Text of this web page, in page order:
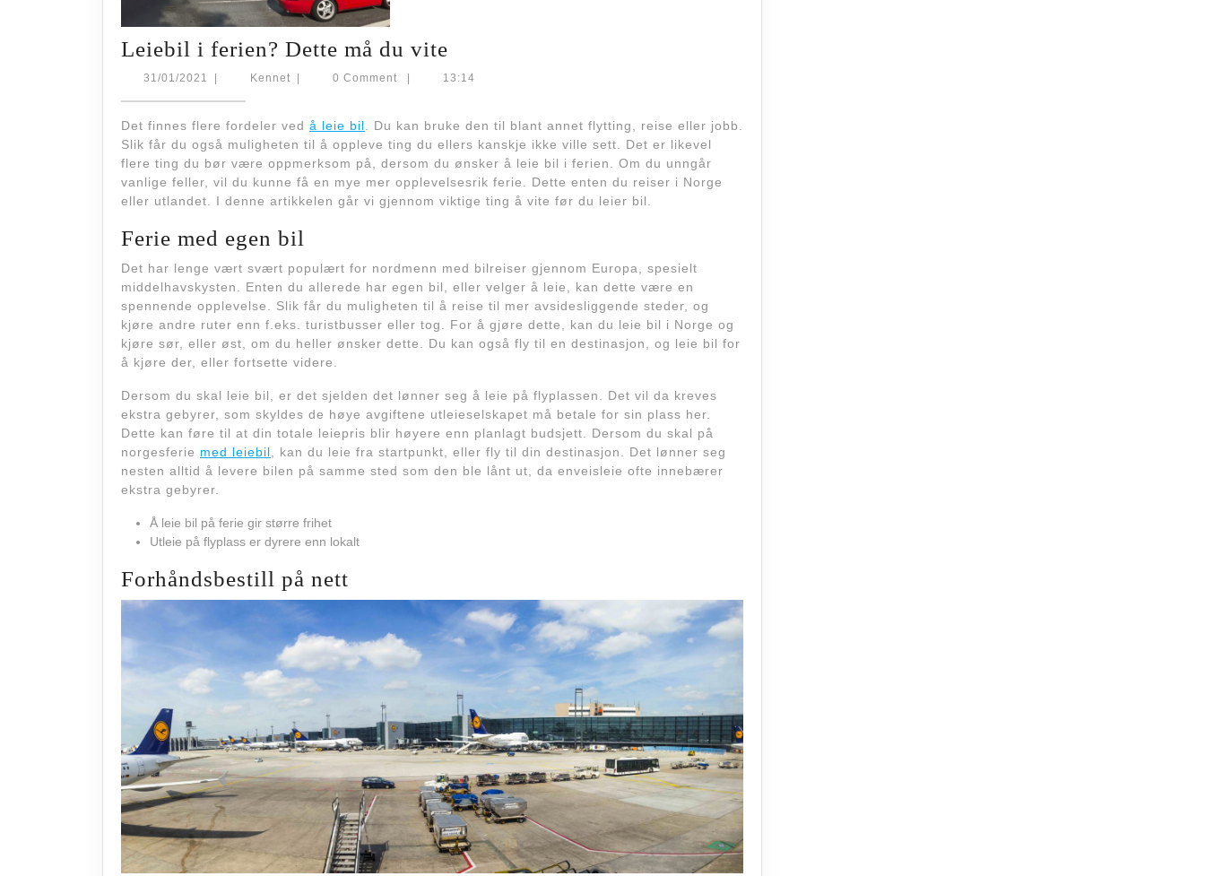
Leiebil i ferien? Dette må du vite
i
Dette
må
du
vite
31/01/2021 31/01/2021
| KennetKennet
| 0 Comment | 13:14
Det finnes flere fordeler ved å leie bil . Du kan bruke den til blant annet flytting, reise eller jobb.
Slik får du også muligheten til å oppleve ting du ellers kanskje ikke ville sett. Det er likevel
flere ting du bør være oppmerksom på, dersom du ønsker å leie bil i ferien. Om du unngår
vanlige feller, vil du kunne få en mye mer opplevelsesrik ferie. Dette enten du reiser i Norge
eller utlandet. I denne artikkelen går vi gjennom viktige ting å vite før du leier bil.
Ferie med egen bil
Det har lenge vært svært populært for nordmenn med bilreiser gjennom Europa, spesielt
middelhavskysten. Enten du allerede har egen bil, eller velger å leie, kan dette være en
spennende opplevelse. Slik får du muligheten til å reise til mer avsidesliggende steder, og
kjøre andre ruter enn f.eks. turistbusser eller tog. For å gjøre dette, kan du leie bil i Norge og
kjøre sør, eller øst, om du heller ønsker dette. Du kan også fly til en destinasjon, og leie bil for
å kjøre der, eller fortsette videre.
Dersom du skal leie bil, er det sjelden det lønner seg å leie på flyplassen. Det vil da kreves
ekstra gebyrer, som skyldes de høye avgiftene utleieselskapet må betale for sin plass her.
Dette kan føre til at din totale leiepris blir høyere enn planlagt budsjett. Dersom du skal på
norgesferie med leiebil , kan du leie fra startpunkt, eller fly til din destinasjon. Det lønner seg
nesten alltid å levere bilen på samme sted som den ble lånt ut, da enveisleie ofte innebærer
ekstra gebyrer.
Å leie bil på ferie gir større frihet
Utleie på flyplass er dyrere enn lokalt
Forhåndsbestill på nett